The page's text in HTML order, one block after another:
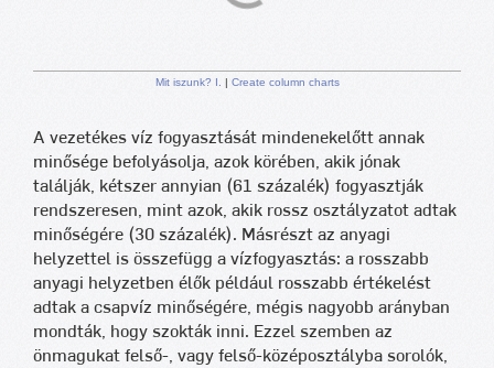
Mit iszunk? I. | Create column charts
A vezetékes víz fogyasztását mindenekelőtt annak
minősége befolyásolja, azok körében, akik jónak
találják, kétszer annyian (61 százalék) fogyasztják
rendszeresen, mint azok, akik rossz osztályzatot adtak
minőségére (30 százalék). Másrészt az anyagi
helyzettel is összefügg a vízfogyasztás: a rosszabb
anyagi helyzetben élők például rosszabb értékelést
adtak a csapvíz minőségére, mégis nagyobb arányban
mondták, hogy szokták inni. Ezzel szemben az
önmagukat felső-, vagy felső-középosztályba sorolók,